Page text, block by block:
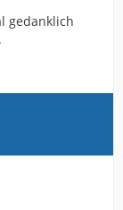
gedanklich